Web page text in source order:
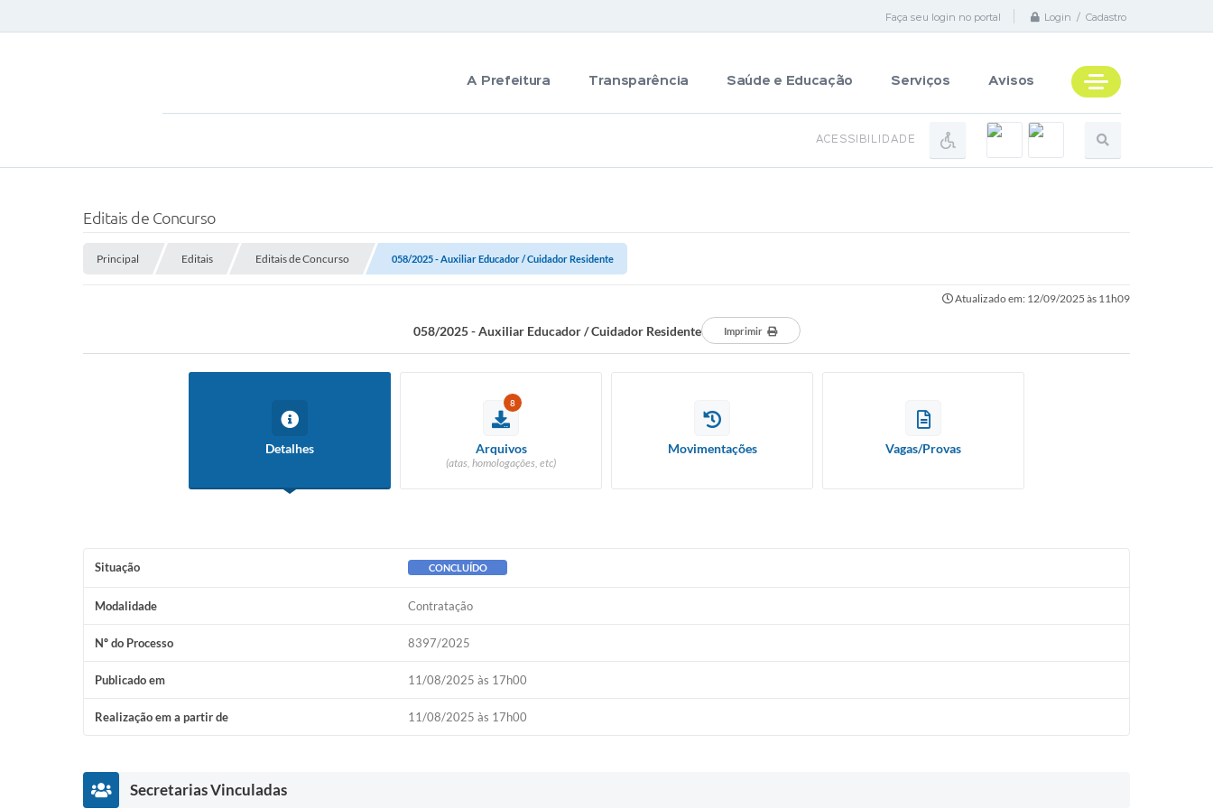
Faça seu login no portal Login / Cadastro
A Prefeitura Transparência Saúde e Educação Serviços Avisos
ACESSIBILIDADE
Editais de Concurso
Principal Editais Editais de Concurso 058/2025 - Auxiliar Educador / Cuidador Residente
Atualizado em: 12/09/2025 às 11h09
058/2025 - Auxiliar Educador / Cuidador Residente Imprimir
Detalhes
8
Arquivos
(atas, homologações, etc)
Movimentações Vagas/Provas
Situação CONCLUÍDO
Modalidade Contratação
Nº do Processo 8397/2025
Publicado em 11/08/2025 às 17h00
Realização em a partir de 11/08/2025 às 17h00
Secretarias Vinculadas